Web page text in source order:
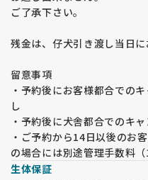
ご了承下さい。
残金は、仔犬引き渡し当日に
留意事項
・予約後にお客様都合での
し
・予約後に犬舎都合でのキ
・ご予約から14日以後のお
の場合には別途管理手数料
生体保証